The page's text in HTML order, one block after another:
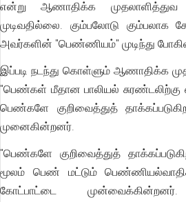
என்று ஆணாதிக்க
முடிவதில்லை. கும்பலோடு கும்பலாக
அவர்களின் "பெண்ணியம்" முடிந்து
இப்படி நடந்து கொள்ளும் ஆணாதிக்க
"பெண்கள் மீதான பாலியல் சுரண்டலிற்கு
பெண்களே குறிவைத்துத்
முனைகின்றனர்.
"பெண்களே குறிவைத்துத்
மூலம் பெண் மட்டும்
கோட்பாட்டை